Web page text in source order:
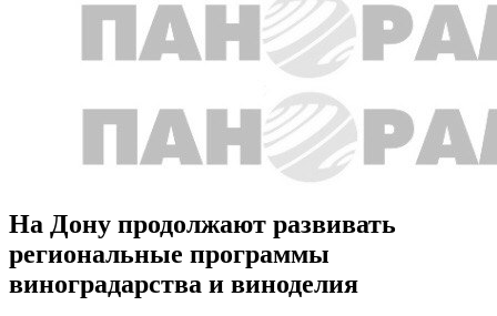
На Дону продолжают развивать
региональные программы
виноградарства и виноделия